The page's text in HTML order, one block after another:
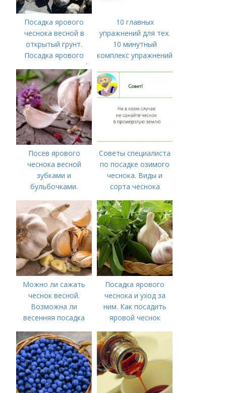
Посадка ярового
чеснока весной в
открытый грунт.
Посадка ярового
чеснока в открытый
грунт
10 главных
упражнений для тех.
10 минутный
комплекс упражнений
времени на спорт
Посев ярового
чеснока весной
зубками и
бульбочками.
посадки озимого
чеснока
Советы специалиста
по посадке озимого
чеснока. Виды и
сорта чеснока
Можно ли сажать
чеснок весной.
Возможна ли
весенняя посадка
лучше делать
Посадка ярового
чеснока и уход за
ним. Как посадить
яровой чеснок